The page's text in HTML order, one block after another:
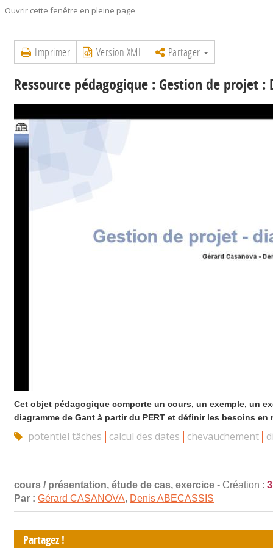
Ouvrir cette fenêtre en pleine page
Imprimer Version XML Partager
Ressource pédagogique : Gestion de projet
Cet objet pédagogique comporte un cours, un exemple, un
diagramme de Gant à partir du PERT et définir les besoins
potentiel tâches calcul des dates chevauchement
cours / présentation, étude de cas, exercice - Création :
Par : Gérard CASANOVA, Denis ABECASSIS
Partagez !